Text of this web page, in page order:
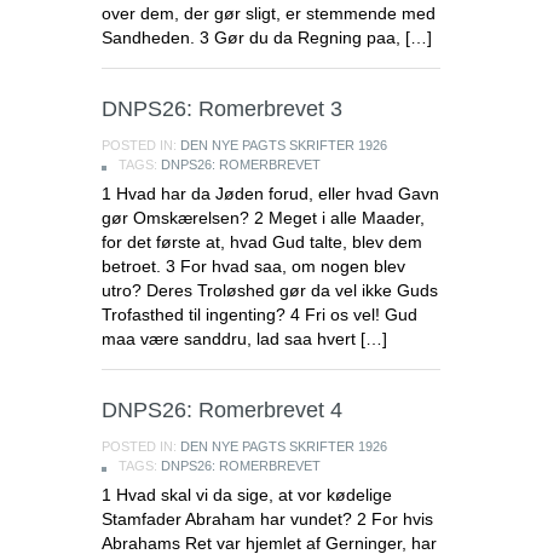
over dem, der gør sligt, er stemmende med
Sandheden. 3 Gør du da Regning paa, […]
DNPS26: Romerbrevet 3
POSTED IN: DEN NYE PAGTS SKRIFTER 1926
TAGS: DNPS26: ROMERBREVET
1 Hvad har da Jøden forud, eller hvad Gavn
gør Omskærelsen? 2 Meget i alle Maader,
for det første at, hvad Gud talte, blev dem
betroet. 3 For hvad saa, om nogen blev
utro? Deres Troløshed gør da vel ikke Guds
Trofasthed til ingenting? 4 Fri os vel! Gud
maa være sanddru, lad saa hvert […]
DNPS26: Romerbrevet 4
POSTED IN: DEN NYE PAGTS SKRIFTER 1926
TAGS: DNPS26: ROMERBREVET
1 Hvad skal vi da sige, at vor kødelige
Stamfader Abraham har vundet? 2 For hvis
Abrahams Ret var hjemlet af Gerninger, har